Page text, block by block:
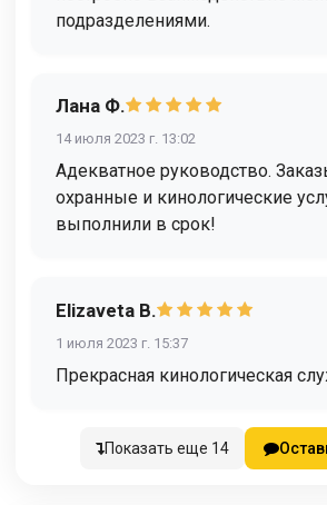
подразделениями.
Лана Ф.
14 июля 2023 г. 13:02
Адекватное руководство.
охранные и кинологические
выполнили в срок!
Elizaveta B.
1 июля 2023 г. 15:37
Прекрасная кинологическая
Показать еще 14